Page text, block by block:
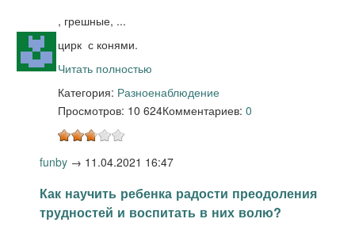
, грешные, ...
цирк с конями.
Читать полностью
Категория: Разноенаблюдение
Просмотров: 10 624Комментариев: 0
funby → 11.04.2021 16:47
Как научить ребенка радости преодоления
трудностей и воспитать в них волю?